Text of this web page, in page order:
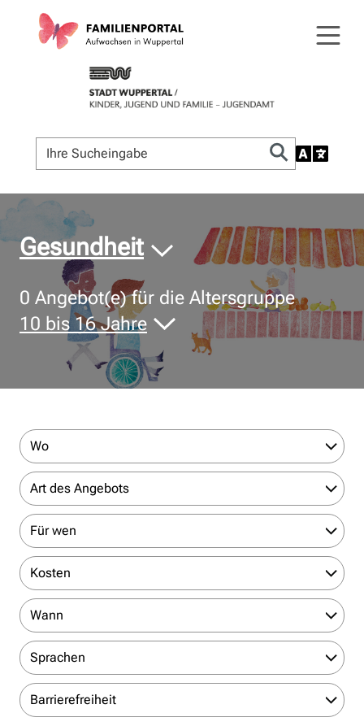
© Bildnachweis
Gesundheit
0 Angebot(e) für die Altersgruppe
10 bis 16 Jahre
Wo
Art des Angebots
Für wen
Kosten
Wann
Sprachen
Barrierefreiheit